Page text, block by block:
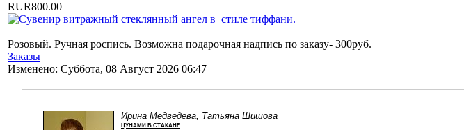
RUR800.00
Розовый. Ручная роспись. Возможна подарочная надпись по заказу- 300руб.
Заказы
Изменено: Суббота, 08 Август 2026 06:47
Ирина Медведева, Татьяна Шишова
ЦУНАМИ В СТАКАНЕ